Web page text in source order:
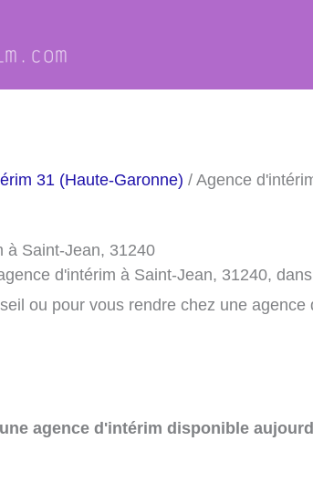
31 (Haute-Garonne) / Agence
à Saint-Jean, 31240
d'intérim à Saint-Jean, 31240,
ou pour vous rendre chez une agence
agence d'intérim disponible